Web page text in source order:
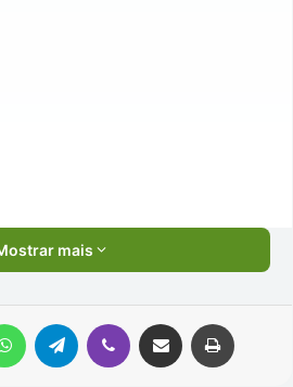
mais
WhatsAppTelegram Viber Compartilhar via e-mail